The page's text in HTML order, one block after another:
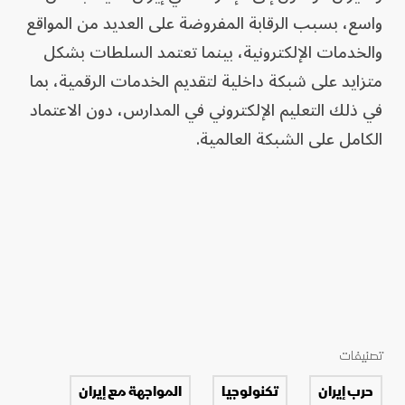
واسع، بسبب الرقابة المفروضة على العديد من المواقع
والخدمات الإلكترونية، بينما تعتمد السلطات بشكل
متزايد على شبكة داخلية لتقديم الخدمات الرقمية، بما
في ذلك التعليم الإلكتروني في المدارس، دون الاعتماد
الكامل على الشبكة العالمية.
تصنيفات
حرب إيران تكنولوجيا
المواجهة مع إيران